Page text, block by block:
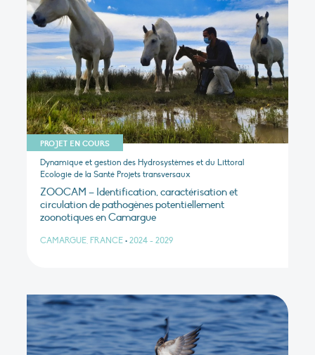
PROJET EN COURS
Dynamique et gestion des Hydrosystèmes et du Littoral
Ecologie de la Santé Projets transversaux
ZOOCAM – Identification, caractérisation et
circulation de pathogènes potentiellement
zoonotiques en Camargue
CAMARGUE, FRANCE • 2024 - 2029